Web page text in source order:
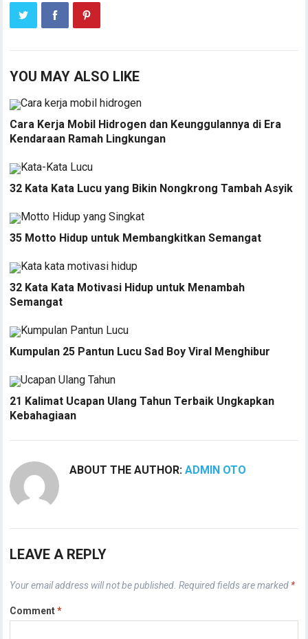
YOU MAY ALSO LIKE
Cara Kerja Mobil Hidrogen dan Keunggulannya di Era
Kendaraan Ramah Lingkungan
32 Kata Kata Lucu yang Bikin Nongkrong Tambah Asyik
35 Motto Hidup untuk Membangkitkan Semangat
32 Kata Kata Motivasi Hidup untuk Menambah
Semangat
Kumpulan 25 Pantun Lucu Sad Boy Viral Menghibur
21 Kalimat Ucapan Ulang Tahun Terbaik Ungkapkan
Kebahagiaan
ABOUT THE AUTHOR:ADMIN OTO
LEAVE A REPLY
Your email address will not be published. Required fields are marked *
Comment*